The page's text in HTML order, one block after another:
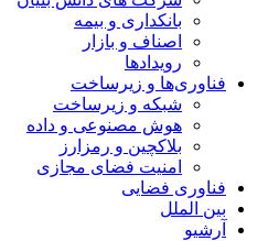
بانکداری و بیمه
اصناف و بازار
رویدادها
فناوری‌ها و زیرساخت
شبکه و زیرساخت
هوش مصنوعی و داده
بلاکچین و رمزارز
امنیت فضای مجازی
فناوری فضایی
بین الملل
آرشیو